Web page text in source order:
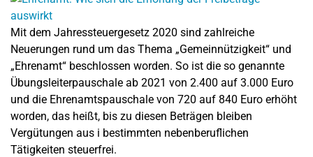
Mit dem Jahressteuergesetz 2020 sind zahlreiche
Neuerungen rund um das Thema „Gemeinnützigkeit“ und
„Ehrenamt“ beschlossen worden. So ist die so genannte
Übungsleiterpauschale ab 2021 von 2.400 auf 3.000 Euro
und die Ehrenamtspauschale von 720 auf 840 Euro erhöht
worden, das heißt, bis zu diesen Beträgen bleiben
Vergütungen aus i bestimmten nebenberuflichen
Tätigkeiten steuerfrei.